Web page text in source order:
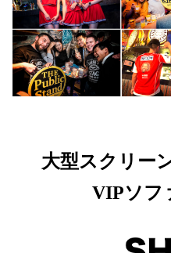
大型スクリー
VIPソフ